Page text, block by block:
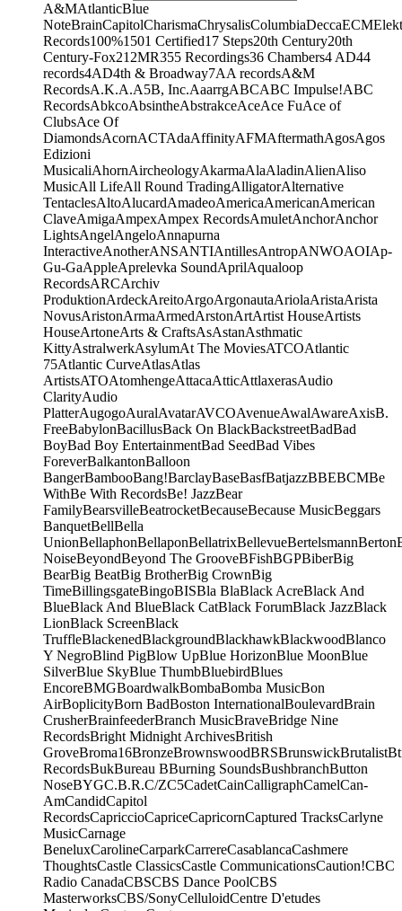
A&MAtlanticBlue
NoteBrainCapitolCharismaChrysalisColumbiaDeccaECM
Records100%1501 Certified17 Steps20th Century20th
Century-Fox21 2MR355 Recordings36 Chambers4 AD44
records4AD4th & Broadway7AA recordsA&M
RecordsA.K.A.A5B, Inc.AaarrgABCABC Impulse!ABC
RecordsAbkcoAbsintheAbstrakceAceAce FuAce of
ClubsAce Of
DiamondsAcornACTAdaAffinityAFMAftermathAgosAgos
Edizioni
MusicaliAhornAircheologyAkarmaAlaAladinAlienAliso
MusicAll LifeAll Round TradingAlligatorAlternative
TentaclesAltoAlucardAmadeoAmericaAmericanAmerican
ClaveAmigaAmpexAmpex RecordsAmuletAnchorAnchor
LightsAngelAngeloAnnapurna
InteractiveAnotherANSANTIAntillesAntropANWOAOIAp-
Gu-GaAppleAprelevka SoundAprilAqualoop
RecordsARCArchiv
ProduktionArdeckAreitoArgoArgonautaAriolaAristaArista
NovusAristonArmaArmedArstonArtArtist HouseArtists
HouseArtoneArts & CraftsAsAstanAsthmatic
KittyAstralwerkAsylumAt The MoviesATCOAtlantic
75Atlantic CurveAtlasAtlas
ArtistsATOAtomhengeAttacaAtticAttlaxerasAudio
ClarityAudio
PlatterAugogoAuralAvatarAVCOAvenueAwalAwareAxisB.
FreeBabylonBacillusBack On BlackBackstreetBadBad
BoyBad Boy EntertainmentBad SeedBad Vibes
ForeverBalkantonBalloon
BangerBambooBang!BarclayBaseBasfBatjazzBBEBCMBe
WithBe With RecordsBe! JazzBear
FamilyBearsvilleBeatrocketBecauseBecause MusicBeggars
BanquetBellBella
UnionBellaphonBellaponBellatrixBellevueBertelsmannBerton
NoiseBeyondBeyond The GrooveBFishBGPBiberBig
BearBig BeatBig BrotherBig CrownBig
TimeBillingsgateBingoBISBla BlaBlack AcreBlack And
BlueBlack And BlueBlack CatBlack ForumBlack JazzBlack
LionBlack ScreenBlack
TruffleBlackenedBlackgroundBlackhawkBlackwoodBlanco
Y NegroBlind PigBlow UpBlue HorizonBlue MoonBlue
SilverBlue SkyBlue ThumbBluebirdBlues
EncoreBMGBoardwalkBombaBomba MusicBon
AirBoplicityBorn BadBoston InternationalBoulevardBrain
CrusherBrainfeederBranch MusicBraveBridge Nine
RecordsBright Midnight ArchivesBritish
GroveBroma16BronzeBrownswoodBRSBrunswickBrutalist
RecordsBukBureau BBurning SoundsBushbranchButton
NoseBYGC.B.R.C/ZC5CadetCainCalligraphCamelCan-
AmCandidCapitol
RecordsCapriccioCapriceCapricornCaptured TracksCarlyne
MusicCarnage
BeneluxCarolineCarparkCarrereCasablancaCashmere
ThoughtsCastle ClassicsCastle CommunicationsCaution!CBC
Radio CanadaCBSCBS Dance PoolCBS
MasterworksCBS/SonyCelluloidCentre D'etudes